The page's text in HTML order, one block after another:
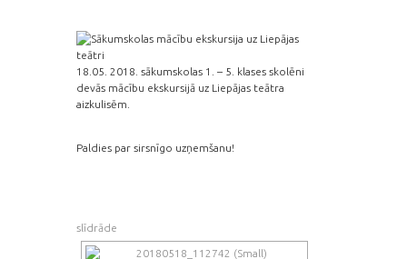
18.05. 2018. sākumskolas 1. – 5. klases skolēni
devās mācību ekskursijā uz Liepājas teātra
aizkulisēm.
Paldies par sirsnīgo uzņemšanu!
slīdrāde